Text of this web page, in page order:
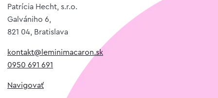
Patrícia Hecht, s.r.o.
Galvániho 6,
821 04, Bratislava
kontakt@leminimacaron.sk
0950 691 691
Navigovať